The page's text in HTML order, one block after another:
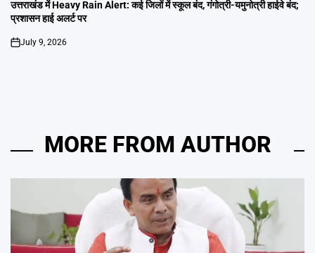
IN
उत्तराखंड में Heavy Rain Alert: कई जिलों में स्कूल बंद, गंगोत्री-यमुनोत्री हाईवे बंद;
प्रशासन हाई अलर्ट पर
on
July 9, 2026
MORE FROM AUTHOR